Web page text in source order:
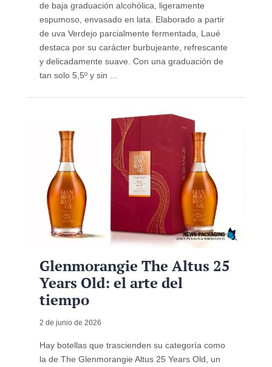
de baja graduación alcohólica, ligeramente
espumoso, envasado en lata. Elaborado a partir
de uva Verdejo parcialmente fermentada, Laué
destaca por su carácter burbujeante, refrescante
y delicadamente suave. Con una graduación de
tan solo 5,5º y sin ...
Glenmorangie The Altus 25
Years Old: el arte del
tiempo
2 de junio de 2026
Hay botellas que trascienden su categoría como
la de The Glenmorangie Altus 25 Years Old, un